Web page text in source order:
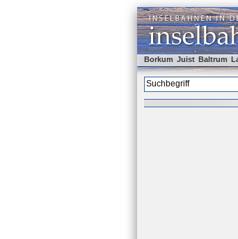
Borkum Juist Baltrum